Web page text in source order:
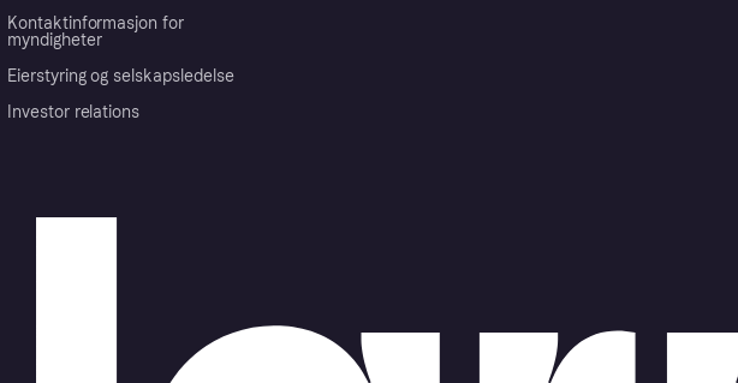
Kontaktinformasjon for
myndigheter
Eierstyring og selskapsledelse
Investor relations